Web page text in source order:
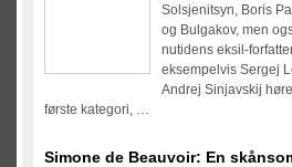
Solsjenitsyn, Boris
og Bulgakov, men
nutidens eksil-
eksempelvis Sergej
Andrej Sinjavskij
første kategori, …
Simone de Beauvoir: En